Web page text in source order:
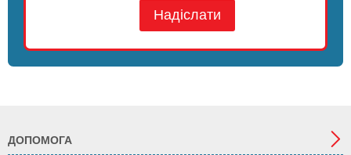
Надіслати
ДОПОМОГА